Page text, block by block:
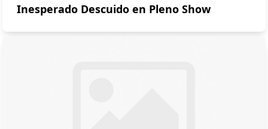
Inesperado Descuido en Pleno Show